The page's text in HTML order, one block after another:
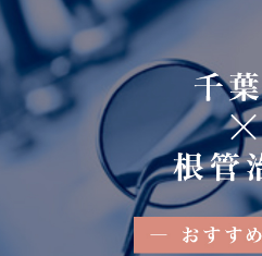
高田馬場おすすめの根管治療